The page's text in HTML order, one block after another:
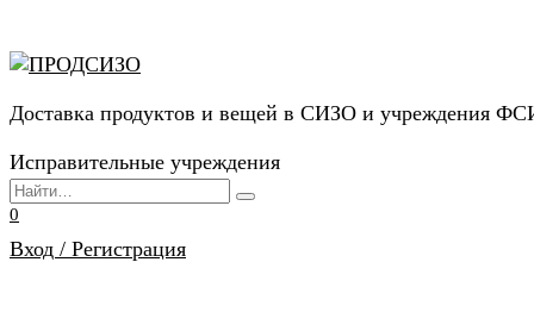
к
содержанию
Доставка продуктов и вещей в СИЗО и учреждения
Исправительные учреждения
Search
for:
0
Вход / Регистрация